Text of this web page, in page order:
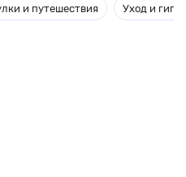
и путешествия Уход и